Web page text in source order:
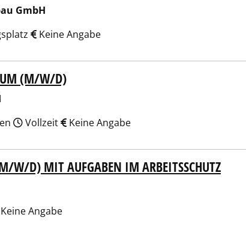
GmbH
Keine Angabe
(M/W/D)
Vollzeit Keine Angabe
W/D) MIT AUFGABEN IM ARBEITSSCHUTZ
Keine Angabe